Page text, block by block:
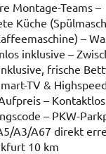
Montage-Teams –
Küche
–
inklusive –
frische
TV &
–
– PKW-
A3/A67 direkt
10 km